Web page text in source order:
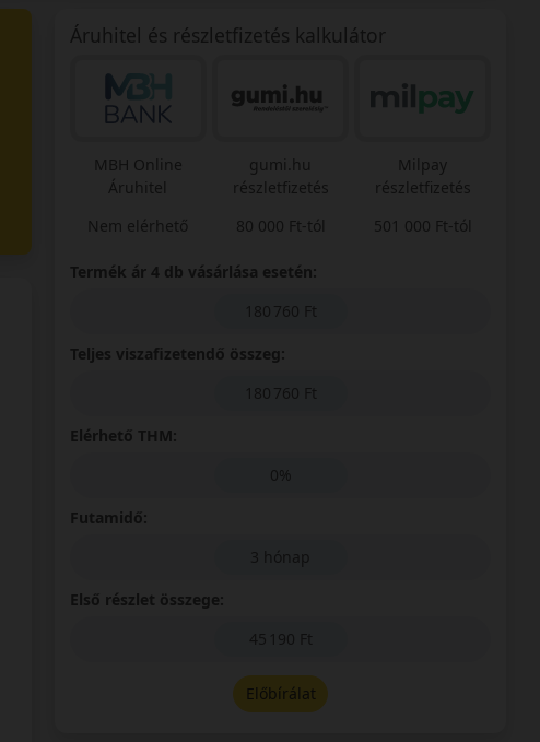
Áruhitel és részletfizetés kalkulátor
MBH Online
Áruhitel
Nem elérhető
gumi.hu
részletfizetés
80 000 Ft-tól
Milpay
részletfizetés
501 000 Ft-tól
Termék ár 4 db vásárlása esetén:
180 760 Ft
Teljes viszafizetendő összeg:
180 760 Ft
Elérhető THM:
0%
Futamidő:
3 hónap
Első részlet összege:
45 190 Ft
Előbírálat